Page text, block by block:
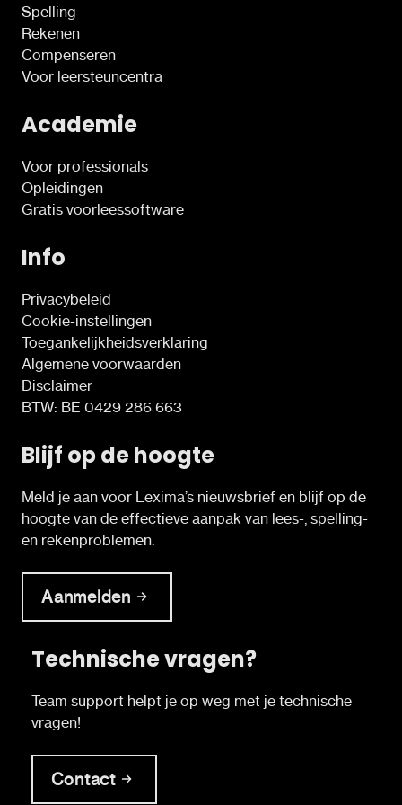
Spelling
Rekenen
Compenseren
Voor leersteuncentra
Academie
Voor professionals
Opleidingen
Gratis voorleessoftware
Info
Privacybeleid
Cookie-instellingen
Toegankelijkheidsverklaring
Algemene voorwaarden
Disclaimer
BTW: BE 0429 286 663
Blijf op de hoogte
Meld je aan voor Lexima’s nieuwsbrief en blijf op de
hoogte van de effectieve aanpak van lees-, spelling-
en rekenproblemen.
Aanmelden
Technische vragen?
Team support helpt je op weg met je technische
vragen!
Contact